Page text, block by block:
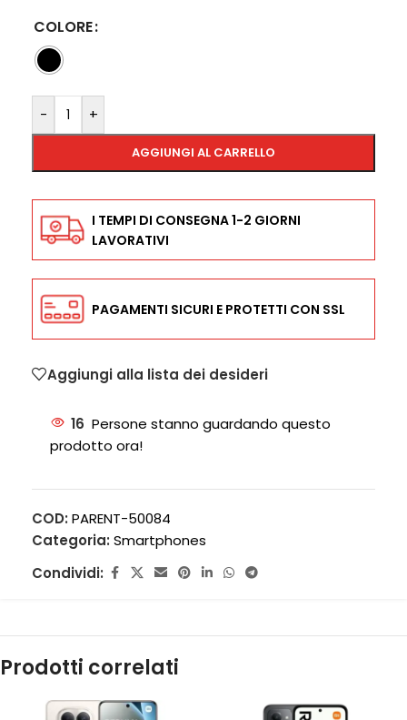
COLORE
- +
AGGIUNGI AL CARRELLO
I TEMPI DI CONSEGNA 1-2 GIORNI
LAVORATIVI
PAGAMENTI SICURI E PROTETTI CON SSL
Aggiungi alla lista dei desideri
16 Persone stanno guardando questo
prodotto ora!
COD: PARENT-50084
Categoria: Smartphones
Condividi:
Prodotti correlati